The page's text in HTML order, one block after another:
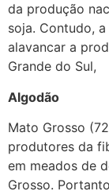
da produção
soja. Contudo,
alavancar a
Grande do Sul,
Algodão
Mato Grosso
produtores da
em meados de
Grosso.